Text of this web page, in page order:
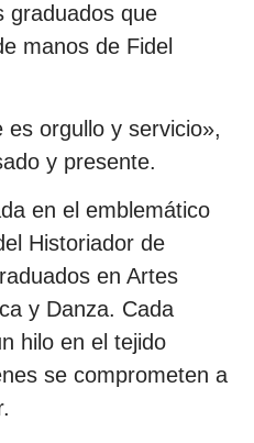
graduados que
manos de Fidel
orgullo y servicio»,
y presente.
en el emblemático
Historiador de
en Artes
y Danza. Cada
hilo en el tejido
se comprometen a